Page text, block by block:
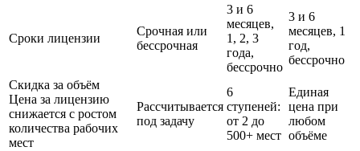
Сроки лицензии
Срочная или
бессрочная
3 и 6
месяцев,
1, 2, 3
года,
бессрочно
3 и 6
месяцев, 1
год,
бессрочно
Скидка за объём
Цена за лицензию
снижается с ростом
количества рабочих
мест
Рассчитывается
под задачу
6
ступеней:
от 2 до
500+ мест
Единая
цена при
любом
объёме